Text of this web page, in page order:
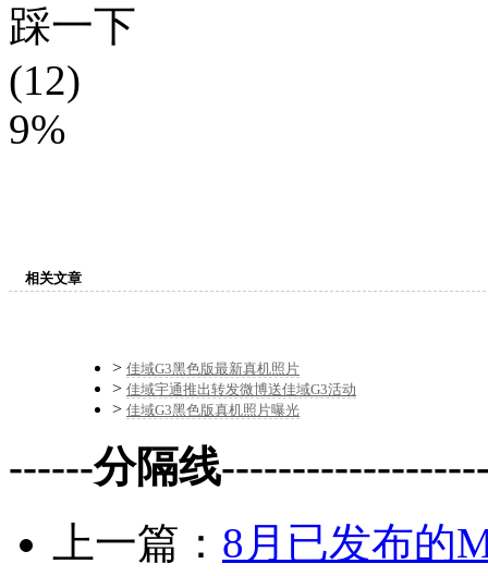
踩一下
(12)
9%
相关文章
> 佳域G3黑色版最新真机照片
> 佳域宇通推出转发微博送佳域G3活动
> 佳域G3黑色版真机照片曝光
------分隔线
上一篇： 8月已发布的